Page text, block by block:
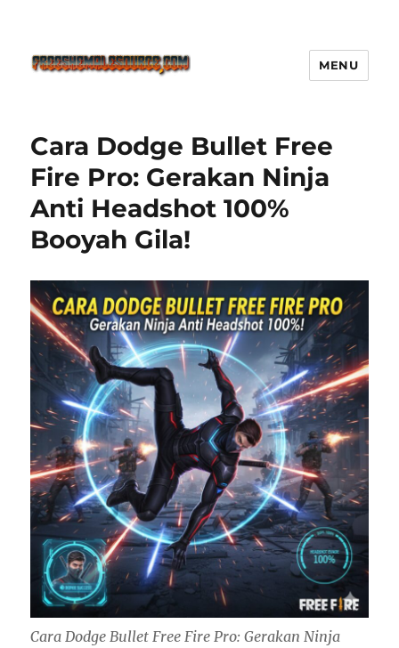
Defense Main Game Ini Pasti
Ketagihan!
MENU
Cara Dodge Bullet Free
Fire Pro: Gerakan Ninja
Anti Headshot 100%
Booyah Gila!
Cara Dodge Bullet Free Fire Pro: Gerakan Ninja